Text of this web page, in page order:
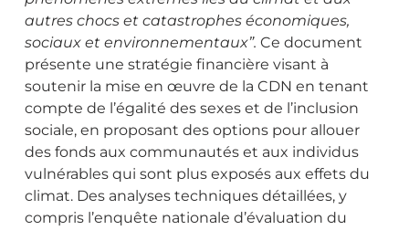
autres chocs et catastrophes économiques,
sociaux et environnementaux”. Ce document
présente une stratégie financière visant à
soutenir la mise en œuvre de la CDN en tenant
compte de l’égalité des sexes et de l’inclusion
sociale, en proposant des options pour allouer
des fonds aux communautés et aux individus
vulnérables qui sont plus exposés aux effets du
climat. Des analyses techniques détaillées, y
compris l’enquête nationale d’évaluation du